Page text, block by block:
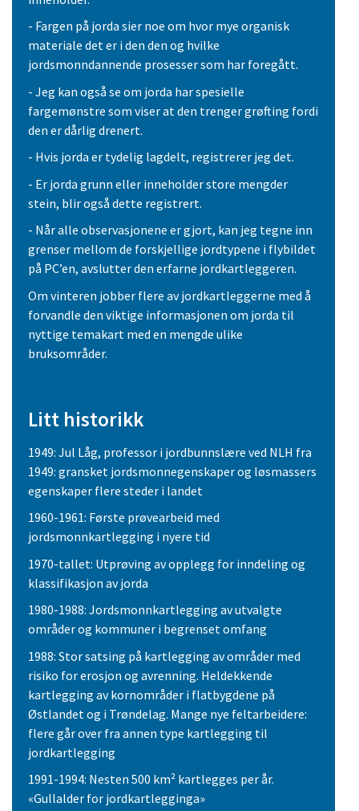
- Fargen på jorda sier noe om hvor mye organisk
materiale det er i den den og hvilke
jordsmonndannende prosesser som har foregått.
- Jeg kan også se om jorda har spesielle
fargemønstre som viser at den trenger grøfting fordi
den er dårlig drenert.
- Hvis jorda er tydelig lagdelt, registrerer jeg det.
- Er jorda grunn eller inneholder store mengder
stein, blir også dette registrert.
- Når alle observasjonene er gjort, kan jeg tegne inn
grenser mellom de forskjellige jordtypene i flybildet
på PC’en, avslutter den erfarne jordkartleggeren.
Om vinteren jobber flere av jordkartleggerne med å
forvandle den viktige informasjonen om jorda til
nyttige temakart med en mengde ulike
bruksområder.
Litt historikk
1949: Jul Låg, professor i jordbunnslære ved NLH fra
1949: gransket jordsmonnegenskaper og løsmassers
egenskaper flere steder i landet
1960-1961: Første prøvearbeid med
jordsmonnkartlegging i nyere tid
1970-tallet: Utprøving av opplegg for inndeling og
klassifikasjon av jorda
1980-1988: Jordsmonnkartlegging av utvalgte
områder og kommuner i begrenset omfang
1988: Stor satsing på kartlegging av områder med
risiko for erosjon og avrenning. Heldekkende
kartlegging av kornområder i flatbygdene på
Østlandet og i Trøndelag. Mange nye feltarbeidere:
flere går over fra annen type kartlegging til
jordkartlegging
1991-1994: Nesten 500 km² kartlegges per år.
«Gullalder for jordkartlegginga»